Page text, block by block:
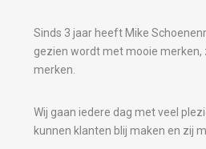
Sinds 3 jaar heeft Mike
gezien wordt met mooie merken,
merken.
Wij gaan iedere dag met veel
kunnen klanten blij maken en zij